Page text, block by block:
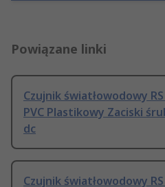
Powiązane linki
Czujnik światłowodowy
PVC Plastikowy Zaciski
dc
Czujnik światłowodowy